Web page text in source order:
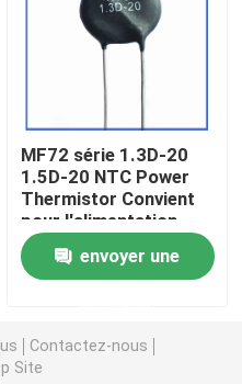
MF72 série 1.3D-20
1.5D-20 NTC Power
Thermistor Convient
pour l'alimentation
électrique à haute
puissanceenvoyer une
Contactez-nous
Site